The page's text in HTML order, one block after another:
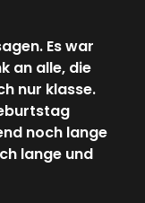
Es war
an alle, die
nur klasse.
noch lange
lange und